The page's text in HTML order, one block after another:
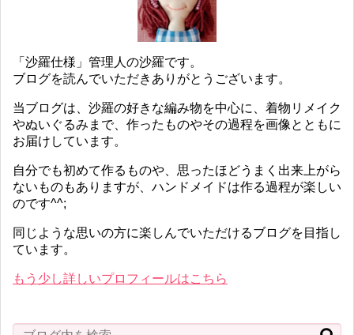
「沙羅仕様」管理人の沙羅です。
ブログを読んでいただきありがとうございます。
当ブログは、沙羅の好きな編み物を中心に、着物リメイク
やぬいぐるみまで、作ったものやその過程を画像とともに
お届けしています。
自分でも初めて作るものや、思ったほどうまく出来上がら
ないものもありますが、ハンドメイドは作る過程が楽しい
のです^^;
同じような思いの方に楽しんでいただけるブログを目指し
ています。
もう少し詳しいプロフィールはこちら